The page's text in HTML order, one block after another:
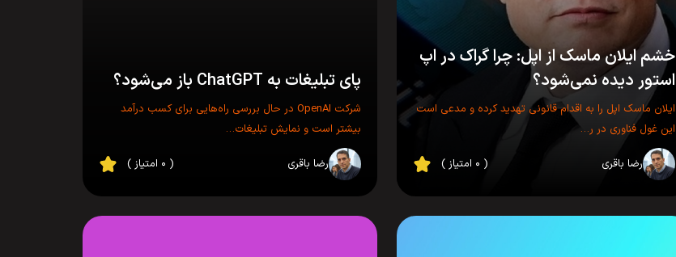
خشم ایلان ماسک از اپل: چرا گراک در اپ
استور دیده نمی‌شود؟
ایلان ماسک اپل را به اقدام قانونی تهدید کرده و مدعی است
این غول فناوری در ر…
رضا باقری ( ۰ امتیاز )
پای تبلیغات به ChatGPT باز می‌شود؟
شرکت OpenAI در حال بررسی راه‌هایی برای کسب درآمد
بیشتر است و نمایش تبلیغات…
رضا باقری ( ۰ امتیاز )